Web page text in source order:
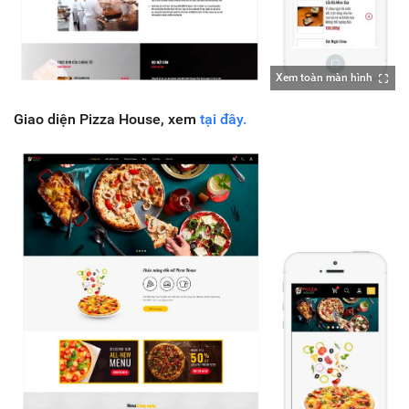
Xem toàn màn hình
Giao diện Pizza House, xem tại đây.